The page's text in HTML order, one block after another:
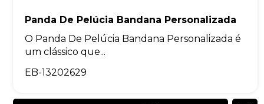
Panda De Pelúcia Bandana Personalizada
O Panda De Pelúcia Bandana Personalizada é
um clássico que...
EB-13202629